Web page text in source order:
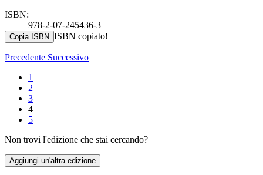
ISBN:
978-2-07-245436-3
Copia ISBN ISBN copiato!
Precedente Successivo
1
2
3
4
5
Non trovi l'edizione che stai cercando?
Aggiungi un'altra edizione